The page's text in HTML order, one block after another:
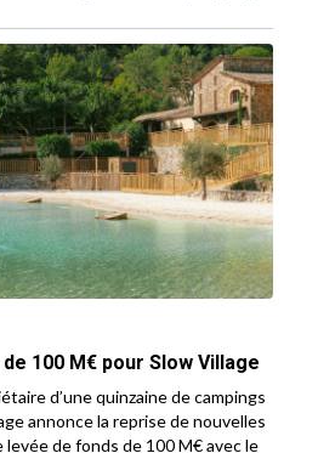
100 M€ pour Slow Village
d’une quinzaine de campings
annonce la reprise de nouvelles
de fonds de 100 M€ avec le